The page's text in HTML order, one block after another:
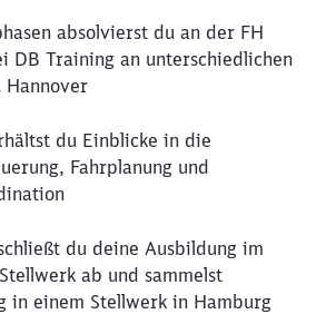
absolvierst du an der FH
DB Training an unterschiedlichen
Hannover
du Einblicke in die
Fahrplanung und
du deine Ausbildung im
ab und sammelst
in einem Stellwerk in Hamburg